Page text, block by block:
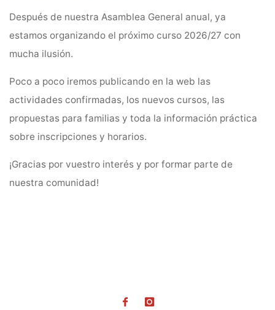
Después de nuestra Asamblea General anual, ya
estamos organizando el próximo curso 2026/27 con
mucha ilusión.
Poco a poco iremos publicando en la web las
actividades confirmadas, los nuevos cursos, las
propuestas para familias y toda la información práctica
sobre inscripciones y horarios.
¡Gracias por vuestro interés y por formar parte de
nuestra comunidad!